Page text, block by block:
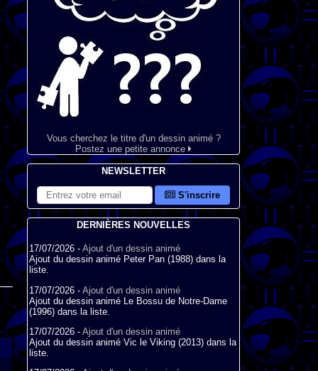
Vous cherchez le titre d'un dessin animé ?
Postez une petite annonce
NEWSLETTER
S'inscrire
DERNIÈRES NOUVELLES
17/07/2026 - Ajout d'un dessin animé
Ajout du dessin animé Peter Pan (1988) dans la
liste.
17/07/2026 - Ajout d'un dessin animé
Ajout du dessin animé Le Bossu de Notre-Dame
(1996) dans la liste.
17/07/2026 - Ajout d'un dessin animé
Ajout du dessin animé Vic le Viking (2013) dans la
liste.